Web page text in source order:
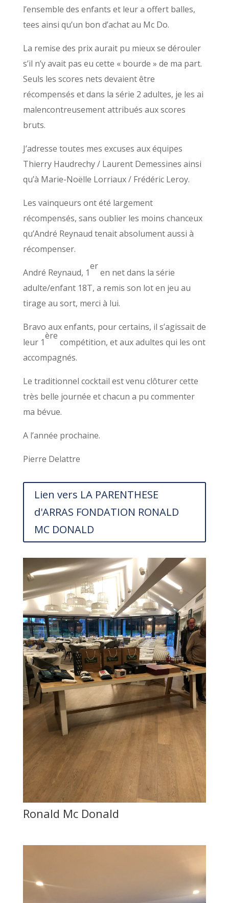
l’ensemble des enfants et leur a offert balles,
tees ainsi qu’un bon d’achat au Mc Do.
La remise des prix aurait pu mieux se dérouler
s’il n’y avait pas eu cette « bourde » de ma part.
Seuls les scores nets devaient être
récompensés et dans la série 2 adultes, je les ai
malencontreusement attribués aux scores
bruts.
J’adresse toutes mes excuses aux équipes
Thierry Haudrechy / Laurent Demessines ainsi
qu’à Marie-Noëlle Lorriaux / Frédéric Leroy.
Les vainqueurs ont été largement
récompensés, sans oublier les moins chanceux
qu’André Reynaud tenait absolument aussi à
récompenser.
André Reynaud, 1
er
en net dans la série
adulte/enfant 18T, a remis son lot en jeu au
tirage au sort, merci à lui.
Bravo aux enfants, pour certains, il s’agissait de
leur 1
ère
compétition, et aux adultes qui les ont
accompagnés.
Le traditionnel cocktail est venu clôturer cette
très belle journée et chacun a pu commenter
ma bévue.
A l’année prochaine.
Pierre Delattre
Lien vers LA PARENTHESE
d'ARRAS FONDATION RONALD
MC DONALD
Ronald Mc Donald